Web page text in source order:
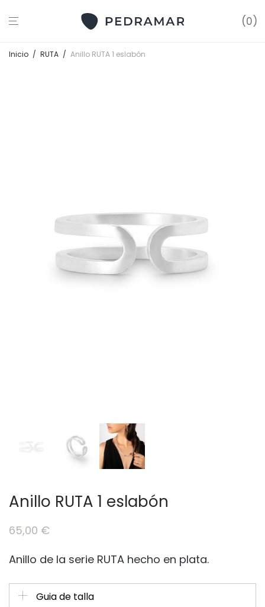
0
Inicio / RUTA / Anillo RUTA 1 eslabón
Anillo RUTA 1 eslabón
65,00 €
Anillo de la serie RUTA hecho en plata.
Guia de talla